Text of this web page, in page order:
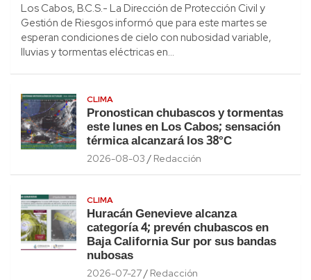
Los Cabos, B.C.S.- La Dirección de Protección Civil y
Gestión de Riesgos informó que para este martes se
esperan condiciones de cielo con nubosidad variable,
lluvias y tormentas eléctricas en…
CLIMA
Pronostican chubascos y tormentas
este lunes en Los Cabos; sensación
térmica alcanzará los 38°C
2026-08-03 Redacción
CLIMA
Huracán Genevieve alcanza
categoría 4; prevén chubascos en
Baja California Sur por sus bandas
nubosas
2026-07-27 Redacción